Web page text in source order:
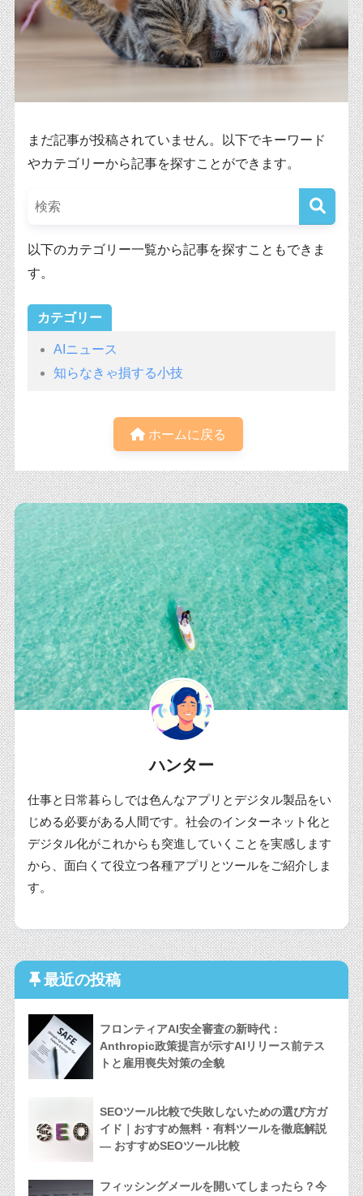
まだ記事が投稿されていません。以下でキーワード
やカテゴリーから記事を探すことができます。
以下のカテゴリー一覧から記事を探すこともできま
す。
カテゴリー
AIニュース
知らなきゃ損する小技
ホームに戻る
ハンター
仕事と日常暮らしでは色んなアプリとデジタル製品をい
じめる必要がある人間です。社会のインターネット化と
デジタル化がこれからも突進していくことを実感します
から、面白くて役立つ各種アプリとツールをご紹介しま
す。
最近の投稿
フロンティアAI安全審査の新時代：
Anthropic政策提言が示すAIリリース前テス
トと雇用喪失対策の全貌
SEOツール比較で失敗しないための選び方ガ
イド｜おすすめ無料・有料ツールを徹底解説
— おすすめSEOツール比較
フィッシングメールを開いてしまったら？今